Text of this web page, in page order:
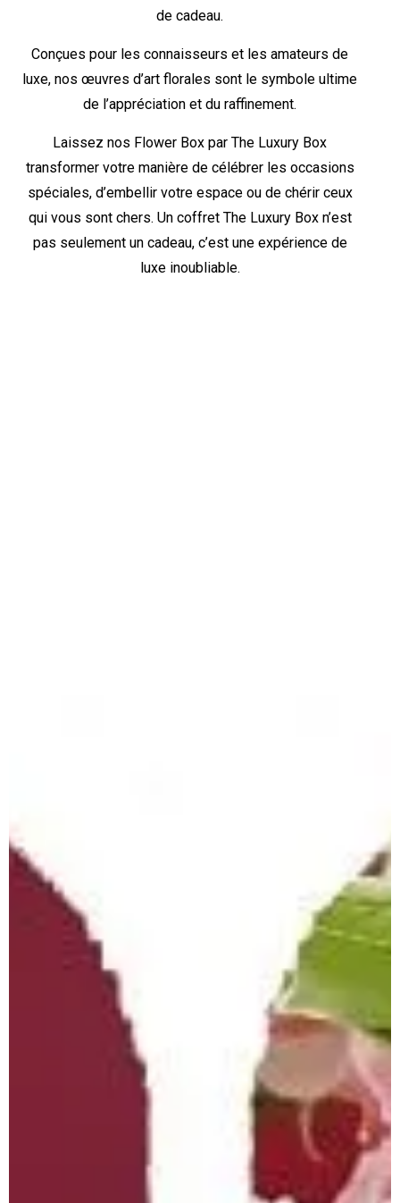
de cadeau.
Conçues pour les connaisseurs et les amateurs de
luxe, nos œuvres d’art florales sont le symbole ultime
de l’appréciation et du raffinement.
Laissez nos Flower Box par The Luxury Box
transformer votre manière de célébrer les occasions
spéciales, d’embellir votre espace ou de chérir ceux
qui vous sont chers. Un coffret The Luxury Box n’est
pas seulement un cadeau, c’est une expérience de
luxe inoubliable.